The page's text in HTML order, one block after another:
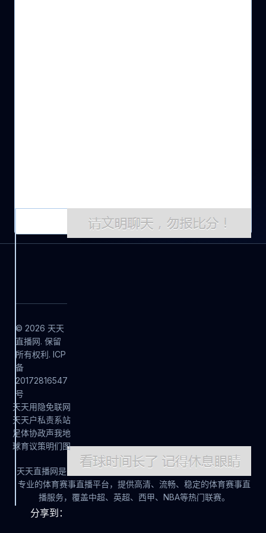
分享到：
© 2026 天天
直播网. 保留
所有权利. ICP
备
20172816547
号
天
天
足
球
天
天
体
育
用
户
协
议
隐
私
政
策
免
责
声
明
联
系
我
们
网
站
地
图
天天直播网是
专业的体育赛事直播平台，提供高清、流畅、稳定的体育赛事直
播服务，覆盖中超、英超、西甲、NBA等热门联赛。